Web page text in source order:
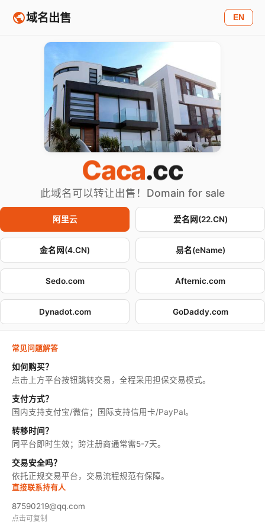
域名出售 EN
Caca.cc
此域名可以转让出售！Domain for sale
阿里云 爱名网(22.CN)
金名网(4.CN) 易名(eName)
Sedo.com Afternic.com
Dynadot.com GoDaddy.com
常见问题解答
如何购买？
点击上方平台按钮跳转交易，全程采用担保交易模式。
支付方式？
国内支持支付宝/微信；国际支持信用卡/PayPal。
转移时间？
同平台即时生效；跨注册商通常需5-7天。
交易安全吗？
依托正规交易平台，交易流程规范有保障。
直接联系持有人
87590219@qq.com
点击可复制